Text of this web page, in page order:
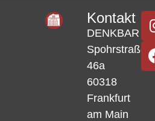
Kontakt
DENKBAR
Spohrstraße
46a
60318
Frankfurt
am Main